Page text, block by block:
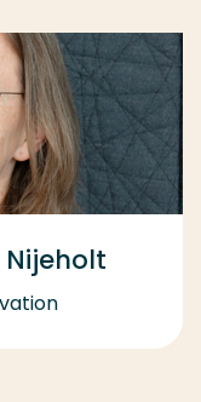
Nijeholt